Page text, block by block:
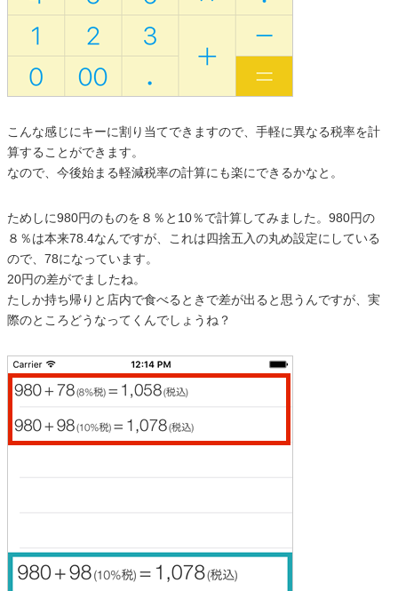
こんな感じにキーに割り当てできますので、手軽に異なる税率を計
算することができます。
なので、今後始まる軽減税率の計算にも楽にできるかなと。
ためしに980円のものを８％と10％で計算してみました。980円の
８％は本来78.4なんですが、これは四捨五入の丸め設定にしている
ので、78になっています。
20円の差がでましたね。
たしか持ち帰りと店内で食べるときで差が出ると思うんですが、実
際のところどうなってくんでしょうね？